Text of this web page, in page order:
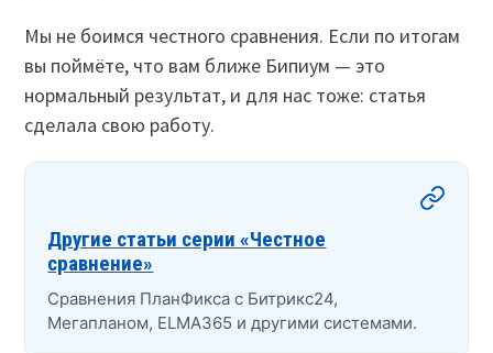
Мы не боимся честного сравнения. Если по итогам
вы поймёте, что вам ближе Бипиум — это
нормальный результат, и для нас тоже: статья
сделала свою работу.
Другие статьи серии «Честное
сравнение»
Сравнения ПланФикса с Битрикс24,
Мегапланом, ELMA365 и другими системами.